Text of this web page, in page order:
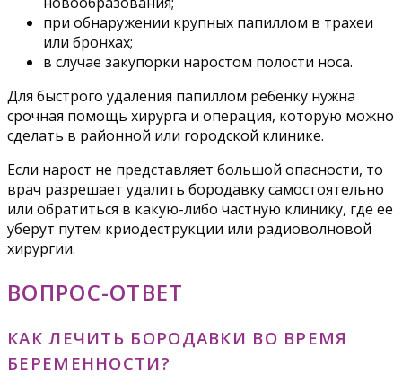
при обнаружении крупных папиллом в трахеи
или бронхах;
в случае закупорки наростом полости носа.
Для быстрого удаления папиллом ребенку нужна
срочная помощь хирурга и операция, которую можно
сделать в районной или городской клинике.
Если нарост не представляет большой опасности, то
врач разрешает удалить бородавку самостоятельно
или обратиться в какую-либо частную клинику, где ее
уберут путем криодеструкции или радиоволновой
хирургии.
ВОПРОС-ОТВЕТ
КАК ЛЕЧИТЬ БОРОДАВКИ ВО ВРЕМЯ
БЕРЕМЕННОСТИ?